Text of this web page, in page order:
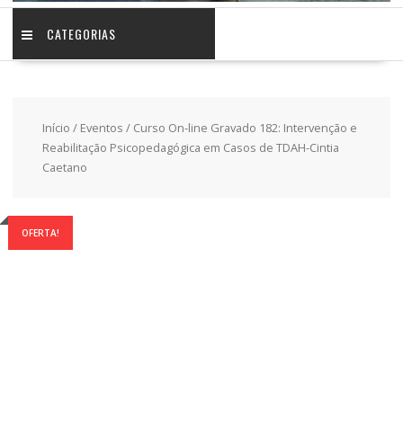
CATEGORIAS
Início / Eventos / Curso On-line Gravado 182: Intervenção e
Reabilitação Psicopedagógica em Casos de TDAH-Cintia
Caetano
OFERTA!